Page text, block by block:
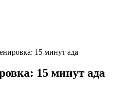
15 минут ада
15 минут ада